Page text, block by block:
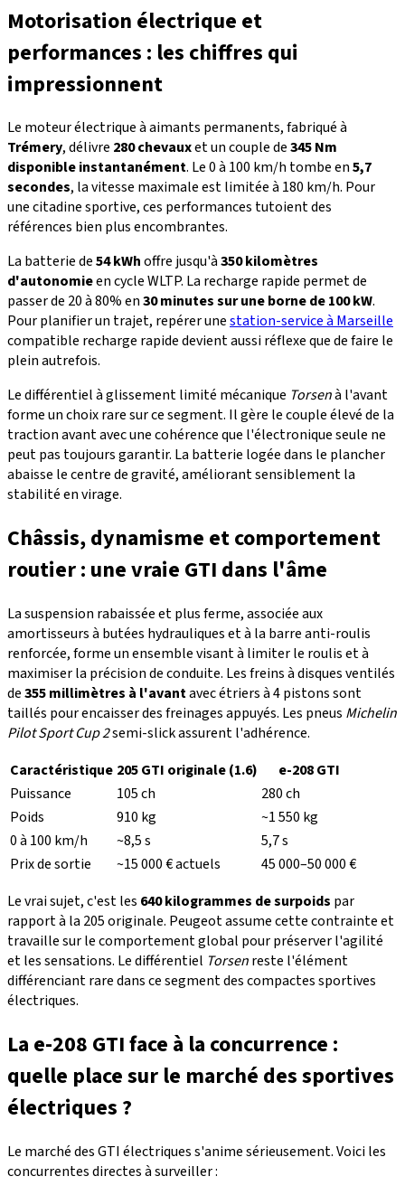
Motorisation électrique et
performances : les chiffres qui
impressionnent
Le moteur électrique à aimants permanents, fabriqué à
Trémery, délivre 280 chevauxet un couple de345 Nm
disponible instantanément. Le 0 à 100 km/h tombe en5,7
secondes, la vitesse maximale est limitée à 180 km/h. Pour
une citadine sportive, ces performances tutoient des
références bien plus encombrantes.
La batterie de54 kWhoffre jusqu'à350 kilomètres
d'autonomieen cycle WLTP. La recharge rapide permet de
passer de 20 à 80% en30 minutes sur une borne de 100 kW.
Pour planifier un trajet, repérer unestation-service à Marseille
compatible recharge rapide devient aussi réflexe que de faire le
plein autrefois.
Le différentiel à glissement limité mécanique Torsenà l'avant
forme un choix rare sur ce segment. Il gère le couple élevé de la
traction avant avec une cohérence que l'électronique seule ne
peut pas toujours garantir. La batterie logée dans le plancher
abaisse le centre de gravité, améliorant sensiblement la
stabilité en virage.
Châssis, dynamisme et comportement
routier : une vraie GTI dans l'âme
La suspension rabaissée et plus ferme, associée aux
amortisseurs à butées hydrauliques et à la barre anti-roulis
renforcée, forme un ensemble visant à limiter le roulis et à
maximiser la précision de conduite. Les freins à disques ventilés
de355 millimètres à l'avantavec étriers à 4 pistons sont
taillés pour encaisser des freinages appuyés. Les pneus Michelin
Pilot Sport Cup 2semi-slick assurent l'adhérence.
Caractéristique 205 GTI originale (1.6)
e-208 GTI
Puissance
105 ch
280 ch
Poids
910 kg
~1 550 kg
0 à 100 km/h
~8,5 s
5,7 s
Prix de sortie
~15 000 € actuels
45 000–50 000 €
Le vrai sujet, c'est les 640 kilogrammes de surpoids par
rapport à la 205 originale. Peugeot assume cette contrainte et
travaille sur le comportement global pour préserver l'agilité
et les sensations. Le différentiel Torsenreste l'élément
différenciant rare dans ce segment des compactes sportives
électriques.
La e-208 GTI face à la concurrence :
quelle place sur le marché des sportives
électriques ?
Le marché des GTI électriques s'anime sérieusement. Voici les
concurrentes directes à surveiller :